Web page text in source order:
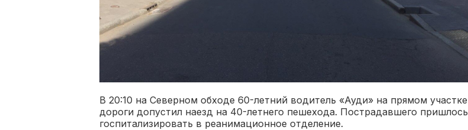
В 20:10 на Северном обходе 60-летний водитель «Ауди» на прямом участке
дороги допустил наезд на 40-летнего пешехода. Пострадавшего пришлось
госпитализировать в реанимационное отделение.